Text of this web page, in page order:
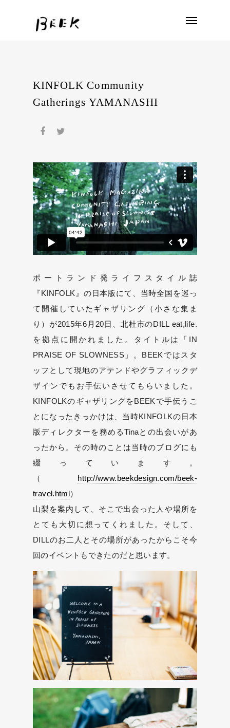
KINFOLK Community
Gatherings YAMANASHI
ポートランド発ライフスタイル誌
『KINFOLK』の日本版にて、当時全国を巡っ
て開催していたギャザリング（小さな集ま
り）が2015年6月20日、北杜市のDILL eat,life.
を拠点に開かれました。タイトルは「IN
PRAISE OF SLOWNESS」。BEEKではスタ
ッフとして現地のアテンドやグラフィックデ
ザインでもお手伝いさせてもらいました。
KINFOLKのギャザリングをBEEKで手伝うこ
とになったきっかけは、当時KINFOLKの日本
版ディレクターを務めるTinaとの出会いがあ
ったから。その時のことは当時のブログにも
綴っています。
（ http://www.beekdesign.com/beek-
travel.html）
山梨を案内して、そこで出会った人や場所を
とても大切に想ってくれました。そして、
DILLのお二人とその場所があったからこそ今
回のイベントもできたのだと思います。